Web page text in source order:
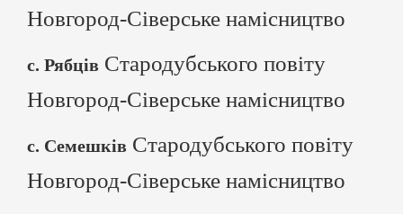
Новгород-Сіверське намісництво
с. Рябців Стародубського повіту
Новгород-Сіверське намісництво
с. Семешків Стародубського повіту
Новгород-Сіверське намісництво